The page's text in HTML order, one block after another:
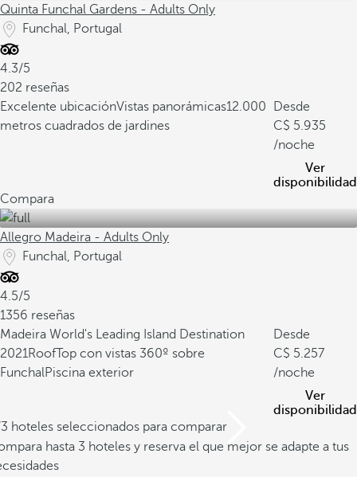
Quinta Funchal Gardens - Adults Only
Funchal, Portugal
4.3/5
202 reseñas
Excelente ubicaciónVistas panorámicas12.000
metros cuadrados de jardines
Desde
5.935
/noche
Ver
disponibilidad
Compara
Allegro Madeira - Adults Only
Funchal, Portugal
4.5/5
1356 reseñas
Madeira World's Leading Island Destination
2021RoofTop con vistas 360º sobre
FunchalPiscina exterior
Desde
5.257
/noche
Ver
disponibilidad
hoteles seleccionados para comparar
hasta 3 hoteles y reserva el que mejor se adapte a tus